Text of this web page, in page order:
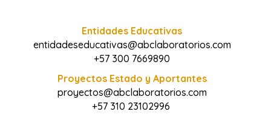
Entidades Educativas
entidadeseducativas@abclaboratorios.com
+57 300 7669890
Proyectos Estado y Aportantes
proyectos@abclaboratorios.com
+57 310 23102996